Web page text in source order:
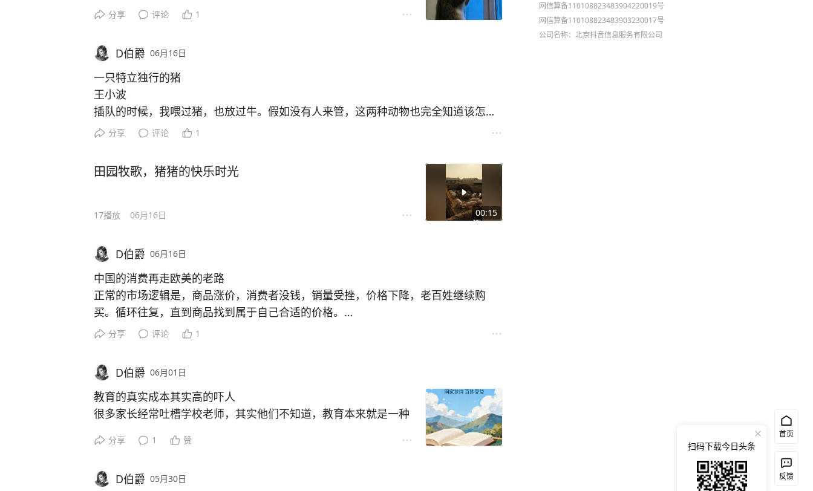
在的比赛太过于追求课程外在形式了，忽略了课堂精彩的最核心要
感觉师范比赛，越来越偏。
分享 评论 1
D伯爵 06月16日
一只特立独行的猪
王小波
插队的时候，我喂过猪，也放过牛。假如没有人来管，这两种动物也完全知道该怎样
生活。它们会自由自在地闲逛，饥则食渴则饮，春天来临时还要谈谈爱情；这样一
每一头牛和每一口猪的生活都有了主题。就它们中的大多数而言，这种生活主题是很
悲惨的：前者的主题是干活，后者的主题是长肉。我不认为这有什么可抱怨的，因为
有极少数的猪和牛，它们的生活另有安排。以猪为例，种猪和母猪除了吃，还有别的
的政策准许它当个花花公子。但是疲惫的种猪往往摆出一种肉猪才有的正人君子架
势，死活不肯跳到母猪背上去。母猪的任务是生崽儿，但有些母猪却要把猪崽儿吃
掉。总的来说，人的安排使猪痛苦不堪。但它们还是接受了：猪总是猪啊。
对生活做种种设置是人特有的品性。不光是设置动物，也设置自己。我们知道，在古
希腊有个斯巴达，那里的生活被设置得了无生趣，其目的就是要使男人成为亡命战
士，使女人成为生育机器，前者像些斗鸡，后者像些母猪。这两类动物是很特别的，
都很难改变自己的命运。
以下谈到的一只猪有些与众不同。我喂猪时，它已经有四五岁了，从名分上说，它是
肉猪，但长得又黑又瘦，两眼炯炯有光。这家伙像山羊一样敏捷，一米高的猪栏一跳
就过；它还能跳上猪圈的房顶，这一点又像是猫——所以它总是到处游逛，根本就不
在圈里待着。所有喂过猪的知青都把它当宠儿来对待，它也是我的宠儿——因为它只
对知青好，容许我们走到它身边，别的人走近，它就跑开。那时猪圈旁有座茅草顶的
它是公的，原本该劁掉。不过你去试试看，哪怕你把劁猪刀藏在身后，它也能嗅出
分享 评论 1
00:15
田园牧歌，猪猪的快乐时光
17播放 06月16日
D伯爵 06月16日
中国的消费再走欧美的老路
正常的市场逻辑是，商品涨价，消费者没钱，销量受挫，价格下降，老百姓继续购
买。循环往复，直到商品找到属于自己合适的价格。
如果一个厂家，生成了一个很贵的产品，你买不起，他又不想降价，可以吗？
问题是，如此操作，商品物价就会强制升高！国内消费者用脚投票便没了意义！此外
由于依赖外国市场，国内消费者的消费能力会被永久伤害，消费进一步萎缩，其它没
法出国的企业所生产的产品卖不出去，企业破产，员工下岗，消费进一步萎缩。
希望国家管控物价，斩断这个不良循环。
分享 评论 1
D伯爵 06月01日
教育的真实成本其实高的吓人
很多家长经常吐槽学校老师，其实他们不知道，教育本来就是一种
算笔帐，2026年，一个高中老师入职起点已经是硕士。咱们假设他
14万左右。一个班这样的老师，至少要请8个左右，就算老师一般
分享 1 赞
D伯爵 05月30日
网信算备110108823483904220019号
网信算备110108823483903230017号
公司名称：北京抖音信息服务有限公司
首页
反馈
扫码下载今日头条